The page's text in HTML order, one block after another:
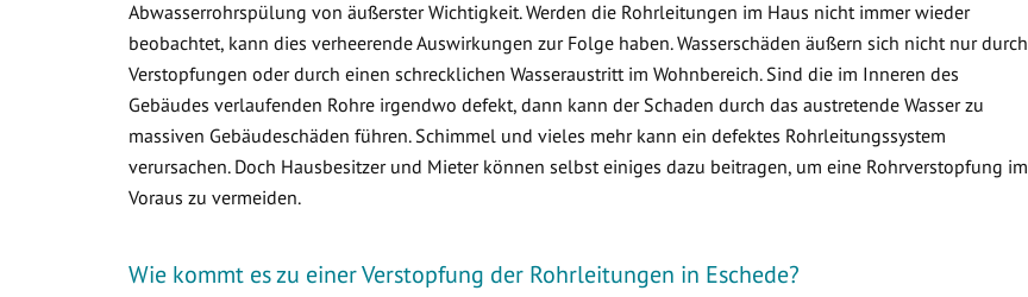
Abwasserrohrspülung von äußerster Wichtigkeit. Werden die Rohrleitungen im Haus nicht immer wieder
beobachtet, kann dies verheerende Auswirkungen zur Folge haben. Wasserschäden äußern sich nicht nur durch
Verstopfungen oder durch einen schrecklichen Wasseraustritt im Wohnbereich. Sind die im Inneren des
Gebäudes verlaufenden Rohre irgendwo defekt, dann kann der Schaden durch das austretende Wasser zu
massiven Gebäudeschäden führen. Schimmel und vieles mehr kann ein defektes Rohrleitungssystem
verursachen. Doch Hausbesitzer und Mieter können selbst einiges dazu beitragen, um eine Rohrverstopfung im
Voraus zu vermeiden.
Wie kommt es zu einer Verstopfung der Rohrleitungen in Eschede?